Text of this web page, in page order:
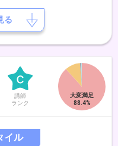
問わず演奏活動を行なってい
る
講師
ランク
イル